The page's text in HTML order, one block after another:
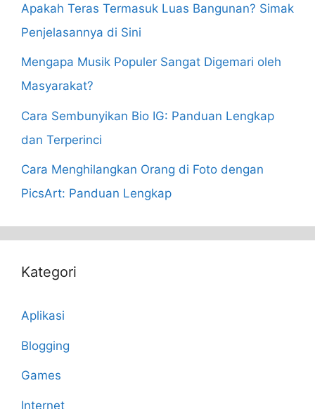
Apakah Teras Termasuk Luas Bangunan? Simak
Penjelasannya di Sini
Mengapa Musik Populer Sangat Digemari oleh
Masyarakat?
Cara Sembunyikan Bio IG: Panduan Lengkap
dan Terperinci
Cara Menghilangkan Orang di Foto dengan
PicsArt: Panduan Lengkap
Kategori
Aplikasi
Blogging
Games
Internet